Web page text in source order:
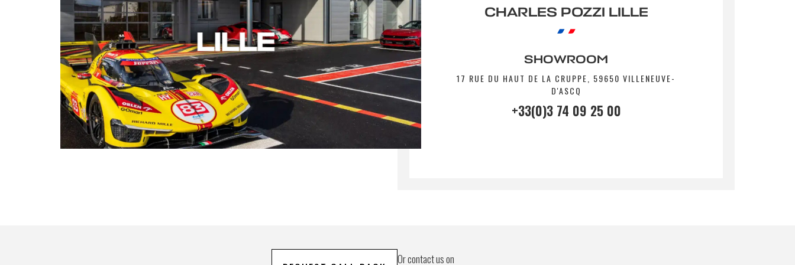
CHARLES POZZI LILLE
SHOWROOM
17 RUE DU HAUT DE LA CRUPPE, 59650 VILLENEUVE-
D'ASCQ
+33(0)3 74 09 25 00
Or contact us on